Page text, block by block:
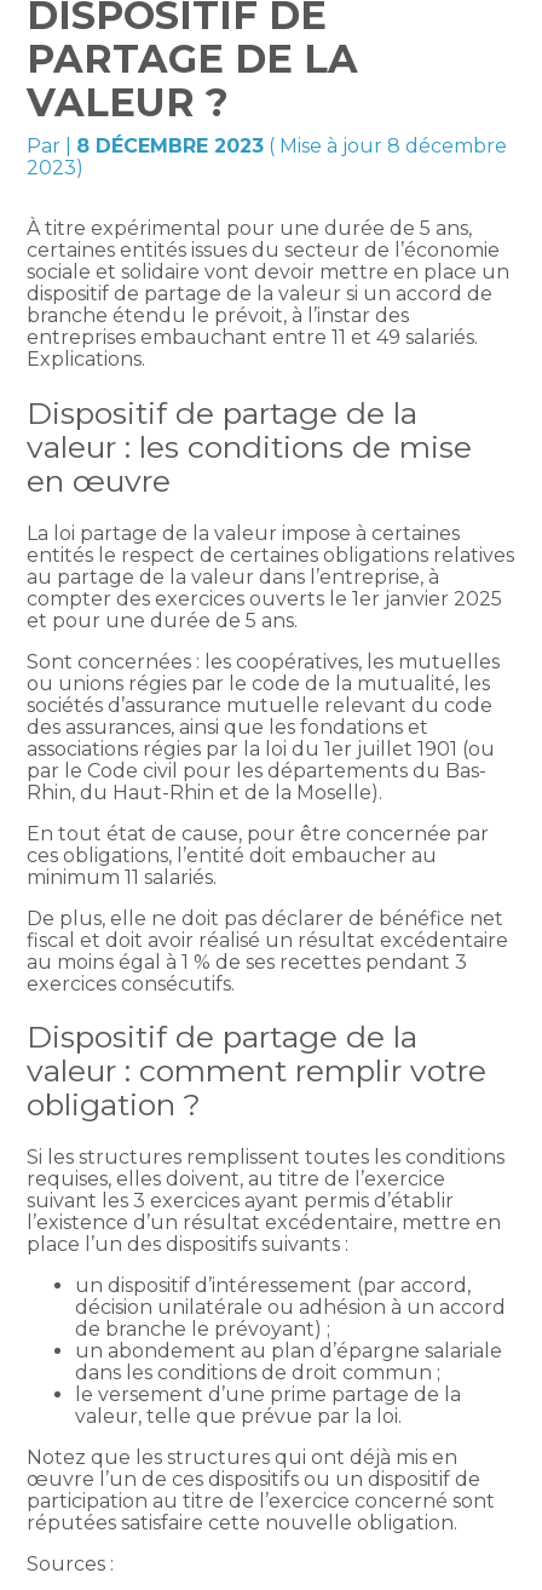
DISPOSITIF DE
PARTAGE DE LA
VALEUR ?
Par 8 DÉCEMBRE 2023 ( Mise à jour 8 décembre
2023)
À titre expérimental pour une durée de 5 ans,
certaines entités issues du secteur de l’économie
sociale et solidaire vont devoir mettre en place un
dispositif de partage de la valeur si un accord de
branche étendu le prévoit, à l’instar des
entreprises embauchant entre 11 et 49 salariés.
Explications.
Dispositif de partage de la
valeur : les conditions de mise
en œuvre
La loi partage de la valeur impose à certaines
entités le respect de certaines obligations relatives
au partage de la valeur dans l’entreprise, à
compter des exercices ouverts le 1er janvier 2025
et pour une durée de 5 ans.
Sont concernées : les coopératives, les mutuelles
ou unions régies par le code de la mutualité, les
sociétés d’assurance mutuelle relevant du code
des assurances, ainsi que les fondations et
associations régies par la loi du 1er juillet 1901 (ou
par le Code civil pour les départements du Bas-
Rhin, du Haut-Rhin et de la Moselle).
En tout état de cause, pour être concernée par
ces obligations, l’entité doit embaucher au
minimum 11 salariés.
De plus, elle ne doit pas déclarer de bénéfice net
fiscal et doit avoir réalisé un résultat excédentaire
au moins égal à 1 % de ses recettes pendant 3
exercices consécutifs.
Dispositif de partage de la
valeur : comment remplir votre
obligation ?
Si les structures remplissent toutes les conditions
requises, elles doivent, au titre de l’exercice
suivant les 3 exercices ayant permis d’établir
l’existence d’un résultat excédentaire, mettre en
place l’un des dispositifs suivants :
un dispositif d’intéressement (par accord,
décision unilatérale ou adhésion à un accord
de branche le prévoyant) ;
un abondement au plan d’épargne salariale
dans les conditions de droit commun ;
le versement d’une prime partage de la
valeur, telle que prévue par la loi.
Notez que les structures qui ont déjà mis en
œuvre l’un de ces dispositifs ou un dispositif de
participation au titre de l’exercice concerné sont
réputées satisfaire cette nouvelle obligation.
Sources :